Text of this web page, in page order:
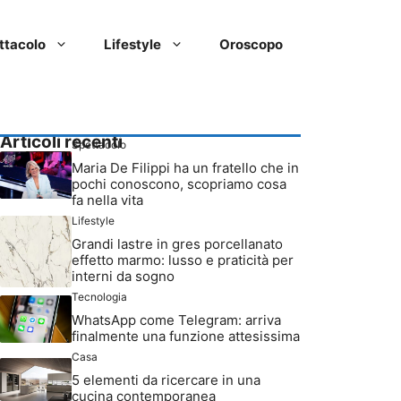
Lifestyle Oroscopo
Articoli recenti
Spettacolo
Maria De Filippi ha un fratello che in
pochi conoscono, scopriamo cosa
fa nella vita
Lifestyle
Grandi lastre in gres porcellanato
effetto marmo: lusso e praticità per
interni da sogno
Tecnologia
WhatsApp come Telegram: arriva
finalmente una funzione attesissima
Casa
5 elementi da ricercare in una
cucina contemporanea